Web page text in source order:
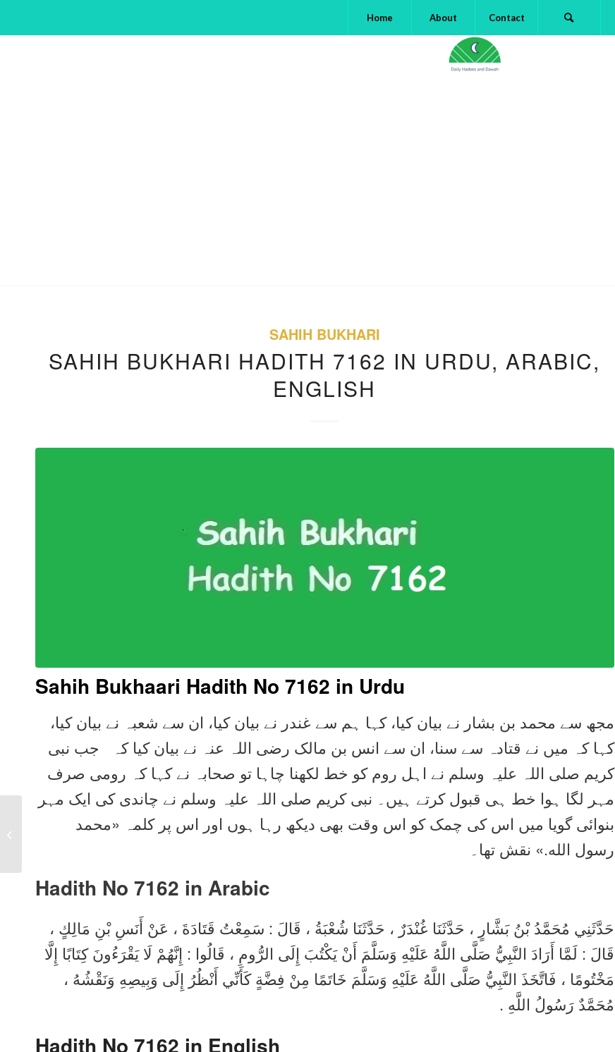
Home About Contact
SAHIH BUKHARI
SAHIH BUKHARI HADITH 7162 IN URDU, ARABIC,
ENGLISH
Sahih Bukhaari Hadith No 7162 in Urdu
مجھ سے محمد بن بشار نے بیان کیا، کہا ہم سے غندر نے بیان کیا، ان سے شعبہ نے بیان کیا،
کہا کہ میں نے قتادہ سے سنا، ان سے انس بن مالک رضی اللہ عنہ نے بیان کیا کہ جب نبی
کریم صلی اللہ علیہ وسلم نے اہل روم کو خط لکھنا چاہا تو صحابہ نے کہا کہ رومی صرف
مہر لگا ہوا خط ہی قبول کرتے ہیں۔ نبی کریم صلی اللہ علیہ وسلم نے چاندی کی ایک مہر
بنوائی گویا میں اس کی چمک کو اس وقت بھی دیکھ رہا ہوں اور اس پر کلمہ «محمد
رسول الله‏.‏» نقش تھا۔
Hadith No 7162 in Arabic
حَدَّثَنِي مُحَمَّدُ بْنُ بَشَّارٍ ، حَدَّثَنَا غُنْدَرٌ ، حَدَّثَنَا شُعْبَةُ ، قَالَ : سَمِعْتُ قَتَادَةَ ، عَنْ أَنَسِ بْنِ مَالِكٍ ،
قَالَ : لَمَّا أَرَادَ النَّبِيُّ صَلَّى اللَّهُ عَلَيْهِ وَسَلَّمَ أَنْ يَكْتُبَ إِلَى الرُّومِ ، قَالُوا : إِنَّهُمْ لَا يَقْرَءُونَ كِتَابًا إِلَّا
مَخْتُومًا ، فَاتَّخَذَ النَّبِيُّ صَلَّى اللَّهُ عَلَيْهِ وَسَلَّمَ خَاتَمًا مِنْ فِضَّةٍ كَأَنِّي أَنْظُرُ إِلَى وَبِيصِهِ وَنَقْشُهُ ،
مُحَمَّدٌ رَسُولُ اللَّهِ .
Hadith No 7162 in English
7161 in Urdu, Arabic,